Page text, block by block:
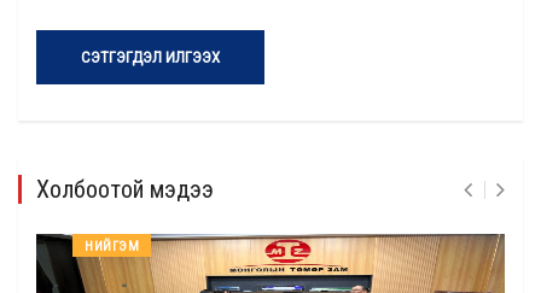
СЭТГЭГДЭЛ ИЛГЭЭХ
Холбоотой мэдээ
НИЙГЭМ